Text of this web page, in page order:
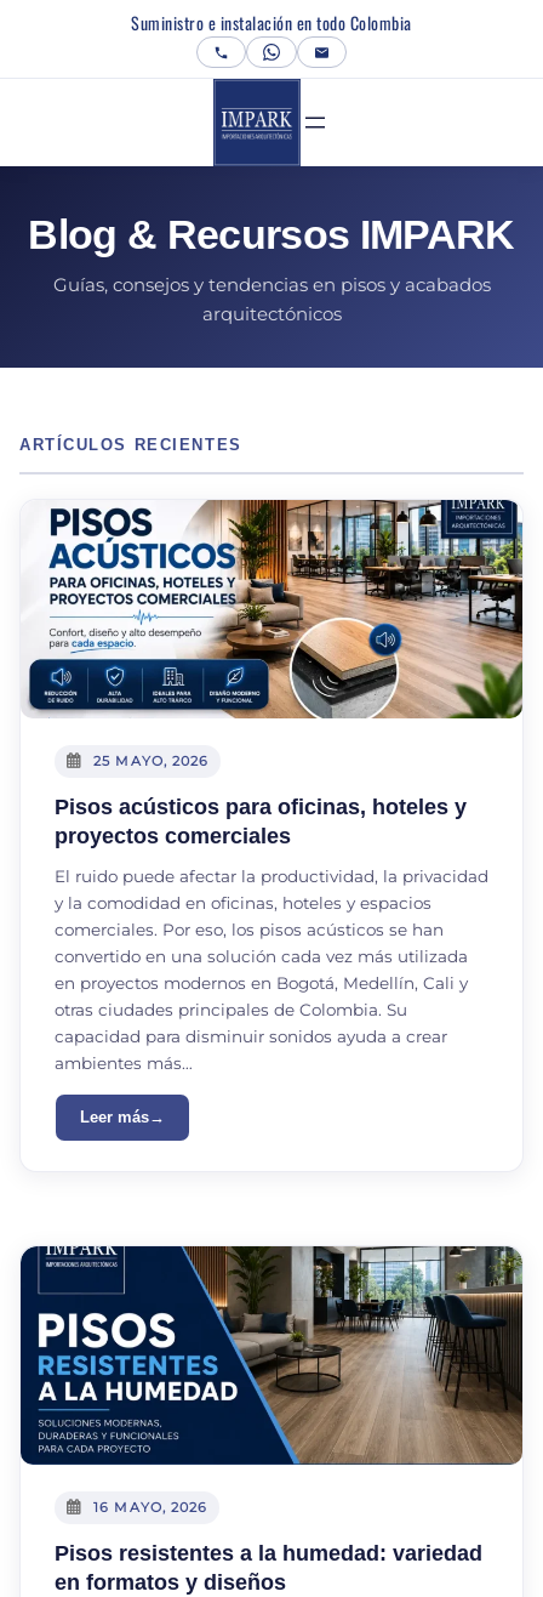
Suministro e instalación en todo Colombia
25 MAYO, 2026
Pisos acústicos para oficinas, hoteles y
proyectos comerciales
El ruido puede afectar la productividad, la privacidad
y la comodidad en oficinas, hoteles y espacios
comerciales. Por eso, los pisos acústicos se han
convertido en una solución cada vez más utilizada
en proyectos modernos en Bogotá, Medellín, Cali y
otras ciudades principales de Colombia. Su
capacidad para disminuir sonidos ayuda a crear
ambientes más…
Leer más
16 MAYO, 2026
Pisos resistentes a la humedad: variedad
en formatos y diseños